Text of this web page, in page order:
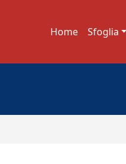
Home Sfoglia